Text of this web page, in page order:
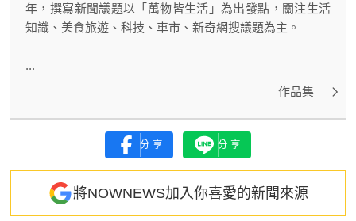
年，撰寫新聞議題以「萬物皆生活」為出發點，關注生活
知識、美食旅遊、科技、車市、新奇網搜議題為主。
...
作品集
分享 分享
將NOWNEWS加入你喜愛的新聞來源